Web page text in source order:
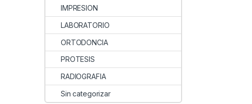
IMPRESION
LABORATORIO
ORTODONCIA
PROTESIS
RADIOGRAFIA
Sin categorizar